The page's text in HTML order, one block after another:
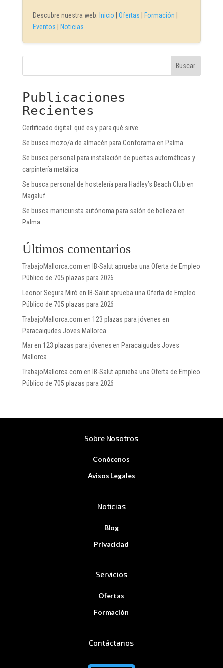
Descubre nuestra web: Inicio Ofertas Formación
Eventos
Noticias
Buscar
Publicaciones
Recientes
Certificado digital: qué es y para qué sirve
Se busca mozo/a de almacén para Conforama en Palma
Se busca personal para instalación de puertas automáticas y
carpintería metálica
Se busca personal de hostelería para Hadley’s Beach Club en
Magaluf
Se busca manicurista autónoma para salón de belleza en
Palma
Últimos comentarios
TrabajoMallorca.com en IB-Salut aprueba una Oferta de Empleo
Público de 705 plazas para 2026
Leonor Segura Miró en IB-Salut aprueba una Oferta de Empleo
Público de 705 plazas para 2026
TrabajoMallorca.com en 123 plazas para jóvenes en
Paracaigudes Joves Mallorca
Maren 123 plazas para jóvenes en Paracaigudes Joves
Mallorca
TrabajoMallorca.com en IB-Salut aprueba una Oferta de Empleo
Público de 705 plazas para 2026
Sobre Nosotros
Conócenos
Avisos Legales
Noticias
Blog
Privacidad
Servicios
Ofertas
Formación
Contáctanos